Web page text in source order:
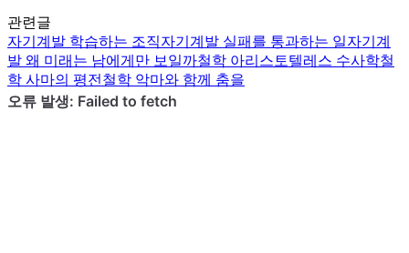
관련글
자기계발 학습하는 조직자기계발 실패를 통과하는 일자기계
발 왜 미래는 남에게만 보일까철학 아리스토텔레스 수사학철
학 사마의 평전 철학 악마와 함께 춤을